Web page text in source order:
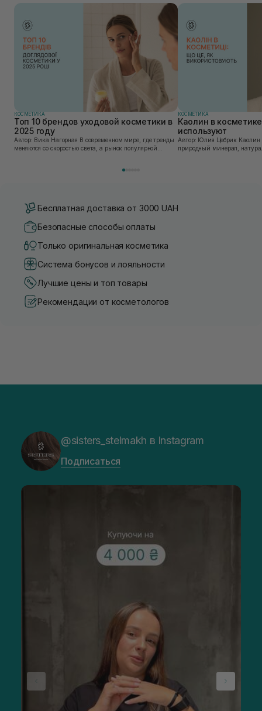
КОСМЕТИКА
Топ 10 брендов уходовой косметики в
2025 году
Автор: Вика Нагорная В современном мире, где тренды
меняются со скоростью света, а рынок популярной
КОСМЕТИКА
Каолин в
используют
Автор: Юлия Цебрик Каолин в косметологии – это
природный минерал,
Бесплатная доставка от 3000 UAH
Безопасные способы оплаты
Только оригинальная косметика
Система бонусов и лояльности
Лучшие цены и топ товары
Рекомендации от косметологов
@sisters_stelmakh в Instagram
Подписаться